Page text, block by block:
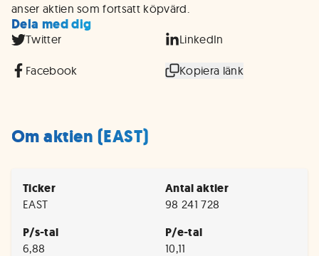
anser aktien som fortsatt köpvärd.
Dela med dig
Twitter LinkedIn
Facebook Kopiera länk
Om aktien (EAST)
Ticker
EAST
Antal aktier
98 241 728
P/s-tal
6,88
P/e-tal
10,11